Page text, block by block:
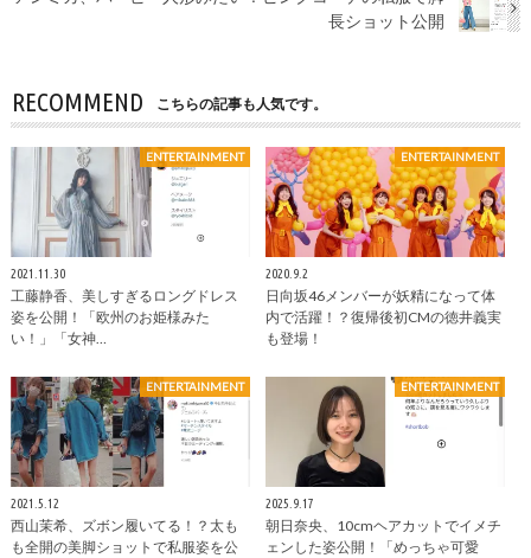
長ショット公開
RECOMMEND こちらの記事も人気です。
ENTERTAINMENT
2021.11.30
工藤静香、美しすぎるロングドレス
姿を公開！「欧州のお姫様みた
い！」「女神…
ENTERTAINMENT
2020.9.2
日向坂46メンバーが妖精になって体
内で活躍！？復帰後初CMの徳井義実
も登場！
ENTERTAINMENT
2021.5.12
西山茉希、ズボン履いてる！？太も
も全開の美脚ショットで私服姿を公
ENTERTAINMENT
2025.9.17
朝日奈央、10cmヘアカットでイメチ
ェンした姿公開！「めっちゃ可愛